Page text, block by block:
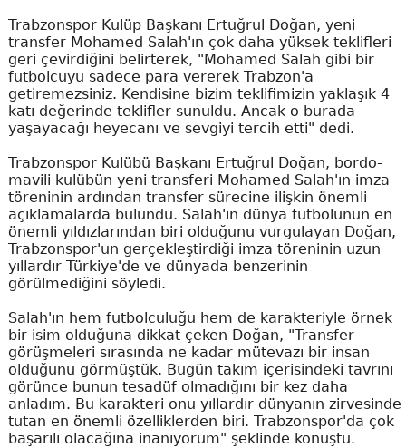
Trabzonspor Kulüp Başkanı Ertuğrul Doğan, yeni
transfer Mohamed Salah'ın çok daha yüksek teklifleri
geri çevirdiğini belirterek, "Mohamed Salah gibi bir
futbolcuyu sadece para vererek Trabzon'a
getiremezsiniz. Kendisine bizim teklifimizin yaklaşık 4
katı değerinde teklifler sunuldu. Ancak o burada
yaşayacağı heyecanı ve sevgiyi tercih etti" dedi.
Trabzonspor Kulübü Başkanı Ertuğrul Doğan, bordo-
mavili kulübün yeni transferi Mohamed Salah'ın imza
töreninin ardından transfer sürecine ilişkin önemli
açıklamalarda bulundu. Salah'ın dünya futbolunun en
önemli yıldızlarından biri olduğunu vurgulayan Doğan,
Trabzonspor'un gerçekleştirdiği imza töreninin uzun
yıllardır Türkiye'de ve dünyada benzerinin
görülmediğini söyledi.
Salah'ın hem futbolculuğu hem de karakteriyle örnek
bir isim olduğuna dikkat çeken Doğan, "Transfer
görüşmeleri sırasında ne kadar mütevazı bir insan
olduğunu görmüştük. Bugün takım içerisindeki tavrını
görünce bunun tesadüf olmadığını bir kez daha
anladım. Bu karakteri onu yıllardır dünyanın zirvesinde
tutan en önemli özelliklerden biri. Trabzonspor'da çok
başarılı olacağına inanıyorum" şeklinde konuştu.